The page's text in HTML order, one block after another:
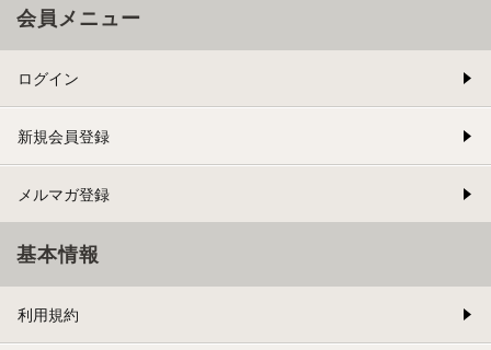
会員メニュー
ログイン
新規会員登録
メルマガ登録
基本情報
利用規約